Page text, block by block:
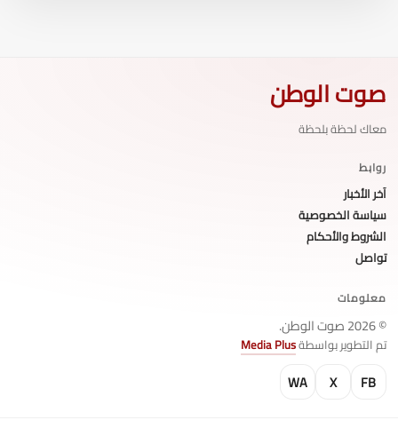
صوت الوطن
معاك لحظة بلحظة
روابط
آخر الأخبار
سياسة الخصوصية
الشروط والأحكام
تواصل
معلومات
© 2026 صوت الوطن.
تم التطوير بواسطةMedia Plus
FB
X
WA